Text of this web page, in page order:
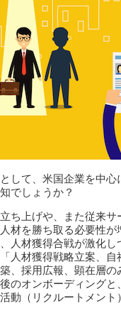
して、米国企業を中
でしょうか？
ち上げや、また従来
材を勝ち取る必要性
人材獲得合戦が激化し
人材獲得戦略立案、
、採用広報、顕在層の
のオンボーディング
動（リクルートメント